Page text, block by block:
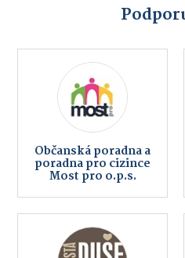
Občanská poradna a
poradna pro cizince
Most pro o.p.s.